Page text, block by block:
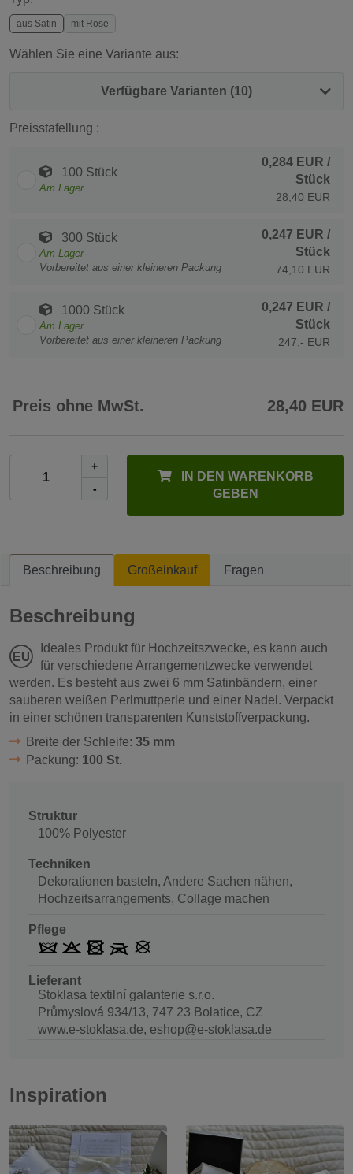
aus Satin mit Rose
Wählen Sie eine Variante aus:
Verfügbare Varianten (10)
Preisstafellung :
100 Stück
Am Lager
0,284 EUR /
Stück
28,40 EUR
300 Stück
Am Lager
Vorbereitet aus einer kleineren Packung
0,247 EUR /
Stück
74,10 EUR
1000 Stück
Am Lager
Vorbereitet aus einer kleineren Packung
0,247 EUR /
Stück
247,- EUR
Preis ohne MwSt. 28,40 EUR
+
-
IN DEN WARENKORB
GEBEN
Beschreibung Großeinkauf Fragen
Beschreibung
Ideales Produkt für Hochzeitszwecke, es kann auch
für verschiedene Arrangementzwecke verwendet
werden. Es besteht aus zwei 6 mm Satinbändern, einer
sauberen weißen Perlmuttperle und einer Nadel. Verpackt
in einer schönen transparenten Kunststoffverpackung.
Breite der Schleife: 35 mm
Packung: 100 St.
Struktur
100% Polyester
Techniken
Dekorationen basteln, Andere Sachen nähen,
Hochzeitsarrangements, Collage machen
Pflege
Lieferant
Stoklasa textilní galanterie s.r.o.
Průmyslová 934/13, 747 23 Bolatice, CZ
www.e-stoklasa.de, eshop@e-stoklasa.de
Inspiration